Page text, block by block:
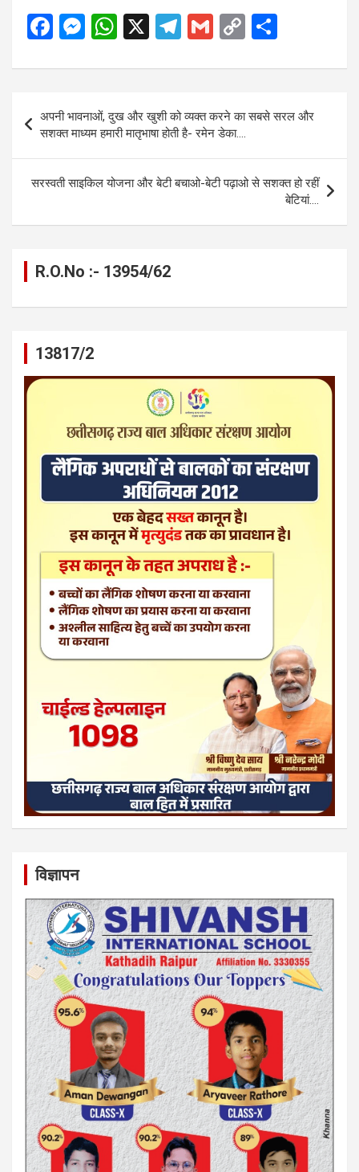
F
ce
b
o
o
k
M
se
n
g
er
W
at
A
p
p
X
T
e
a
m
G
ail
C
py
n
k
ar
navigation
अपनी भावनाओं, दुख और खुशी को व्यक्त करने का सबसे सरल और
सशक्त माध्यम हमारी मातृभाषा होती है- रमेन डेका….
सरस्वती साइकिल योजना और बेटी बचाओ-बेटी पढ़ाओ से सशक्त हो रहीं
बेटियां….
R.O.No :- 13954/62
13817/2
विज्ञापन